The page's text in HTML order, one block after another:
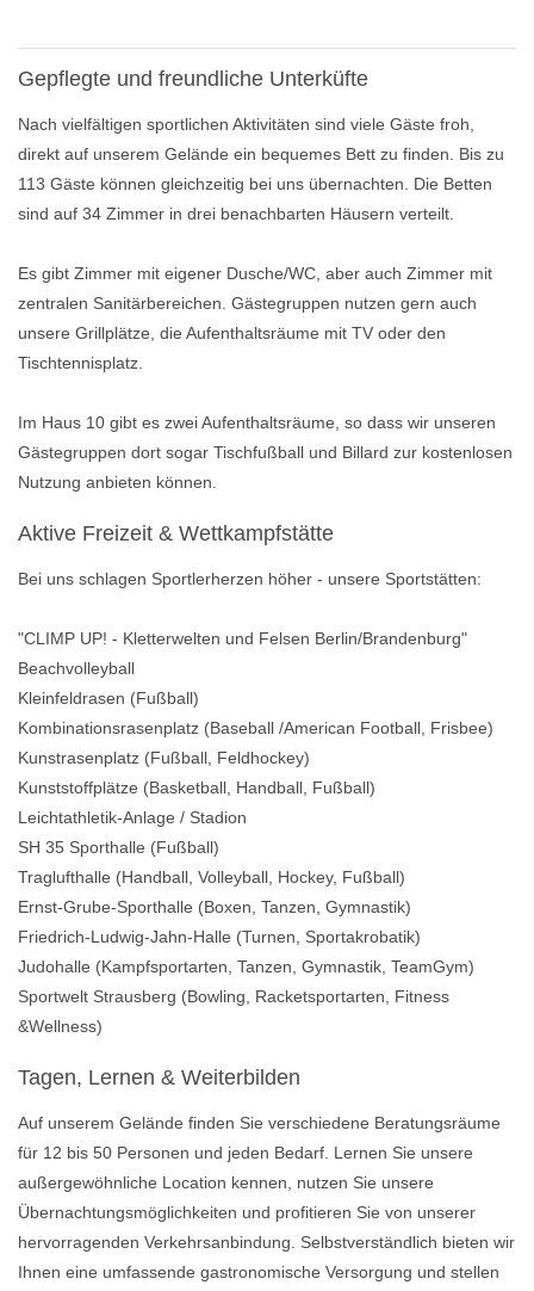
Gepflegte und freundliche Unterküfte
Nach vielfältigen sportlichen Aktivitäten sind viele Gäste froh,
direkt auf unserem Gelände ein bequemes Bett zu finden. Bis zu
113 Gäste können gleichzeitig bei uns übernachten. Die Betten
sind auf 34 Zimmer in drei benachbarten Häusern verteilt.
Es gibt Zimmer mit eigener Dusche/WC, aber auch Zimmer mit
zentralen Sanitärbereichen. Gästegruppen nutzen gern auch
unsere Grillplätze, die Aufenthaltsräume mit TV oder den
Tischtennisplatz.
Im Haus 10 gibt es zwei Aufenthaltsräume, so dass wir unseren
Gästegruppen dort sogar Tischfußball und Billard zur kostenlosen
Nutzung anbieten können.
Aktive Freizeit & Wettkampfstätte
Bei uns schlagen Sportlerherzen höher - unsere Sportstätten:
"CLIMP UP! - Kletterwelten und Felsen Berlin/Brandenburg"
Beachvolleyball
Kleinfeldrasen (Fußball)
Kombinationsrasenplatz (Baseball /American Football, Frisbee)
Kunstrasenplatz (Fußball, Feldhockey)
Kunststoffplätze (Basketball, Handball, Fußball)
Leichtathletik-Anlage / Stadion
SH 35 Sporthalle (Fußball)
Traglufthalle (Handball, Volleyball, Hockey, Fußball)
Ernst-Grube-Sporthalle (Boxen, Tanzen, Gymnastik)
Friedrich-Ludwig-Jahn-Halle (Turnen, Sportakrobatik)
Judohalle (Kampfsportarten, Tanzen, Gymnastik, TeamGym)
Sportwelt Strausberg (Bowling, Racketsportarten, Fitness
&Wellness)
Tagen, Lernen & Weiterbilden
Auf unserem Gelände finden Sie verschiedene Beratungsräume
für 12 bis 50 Personen und jeden Bedarf. Lernen Sie unsere
außergewöhnliche Location kennen, nutzen Sie unsere
Übernachtungsmöglichkeiten und profitieren Sie von unserer
hervorragenden Verkehrsanbindung. Selbstverständlich bieten wir
Ihnen eine umfassende gastronomische Versorgung und stellen